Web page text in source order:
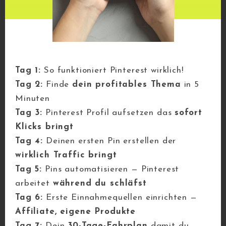
Pinterest verdienst, kannst du in
diesem Beitragnachlesen.
Gut zu wissen: Auf Pinterest gibt es
Zielgruppe!
4. No Name Business
In den ersten 5 Jahren meiner
Online Selbstständigkeit mit
Pinterest kannte mich kein Mensch.
Ich habe mich nie gezeigt, einfach
meine Blogs aufgebaut, den Traffic
von Pinterest genutzt und passiv
Tag 1: So funktioniert Pinterest wirklich!
Tag 2: Finde dein profitables Thema in 5
Minuten
Tag 3: Pinterest Profil aufsetzen dassofort
Klicks bringt
Tag 4: Deinen ersten Pin erstellen der
wirklich Traffic bringt
Tag 5: Pins automatisieren — Pinterest
arbeitet während du schläfst
Tag 6: Erste Einnahmequellen einrichten —
Affiliate, eigene Produkte